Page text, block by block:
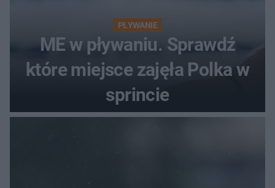
PŁYWANIE
ME w pływaniu. Sprawdź
które miejsce zajęła Polka w
sprincie